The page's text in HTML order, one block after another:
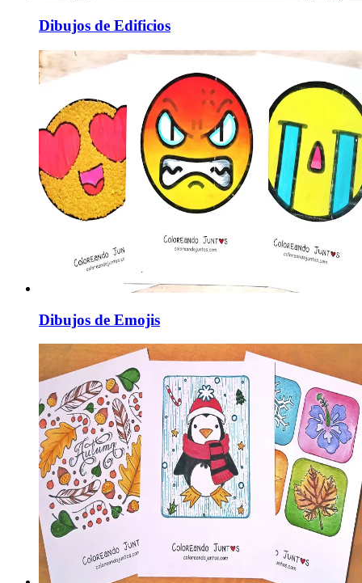
Dibujos de Edificios
Dibujos de Emojis